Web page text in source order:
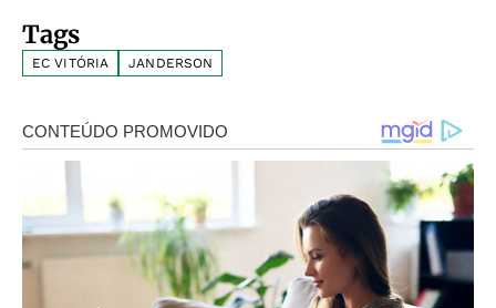
Tags
EC VITÓRIA JANDERSON